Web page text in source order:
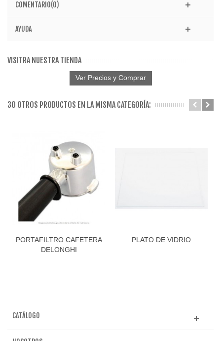
COMENTARIO(0)
AYUDA
VISITRA NUESTRA TIENDA
Ver Precios y Comprar
30 OTROS PRODUCTOS EN LA MISMA CATEGORÍA:
PORTAFILTRO CAFETERA
DELONGHI
PLATO DE VIDRIO
CATÁLOGO